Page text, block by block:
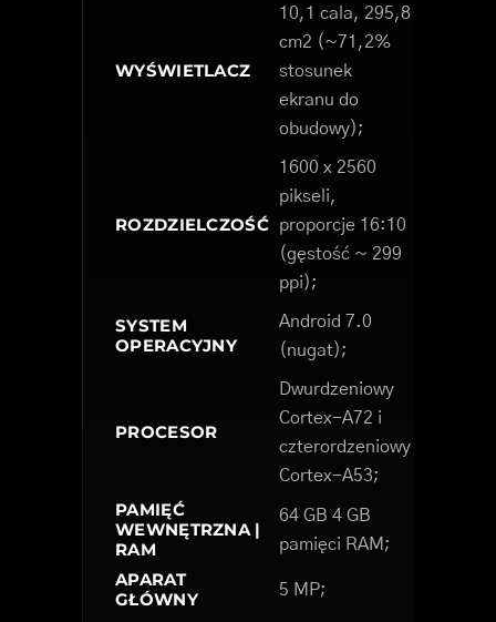
WYŚWIETLACZ
10,1 cala, 295,8
cm2 (~71,2%
stosunek
ekranu do
obudowy);
ROZDZIELCZOŚĆ
1600 x 2560
pikseli,
proporcje 16:10
(gęstość ~ 299
ppi);
SYSTEM
OPERACYJNY
Android 7.0
(nugat);
PROCESOR
Dwurdzeniowy
Cortex-A72 i
czterordzeniowy
Cortex-A53;
PAMIĘĆ
WEWNĘTRZNA |
RAM
64 GB 4 GB
pamięci RAM;
APARAT
GŁÓWNY
5 MP;